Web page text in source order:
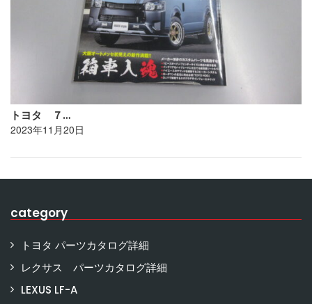
トヨタ ７…
2023年11月20日
category
トヨタ パーツカタログ詳細
レクサス パーツカタログ詳細
LEXUS LF-A